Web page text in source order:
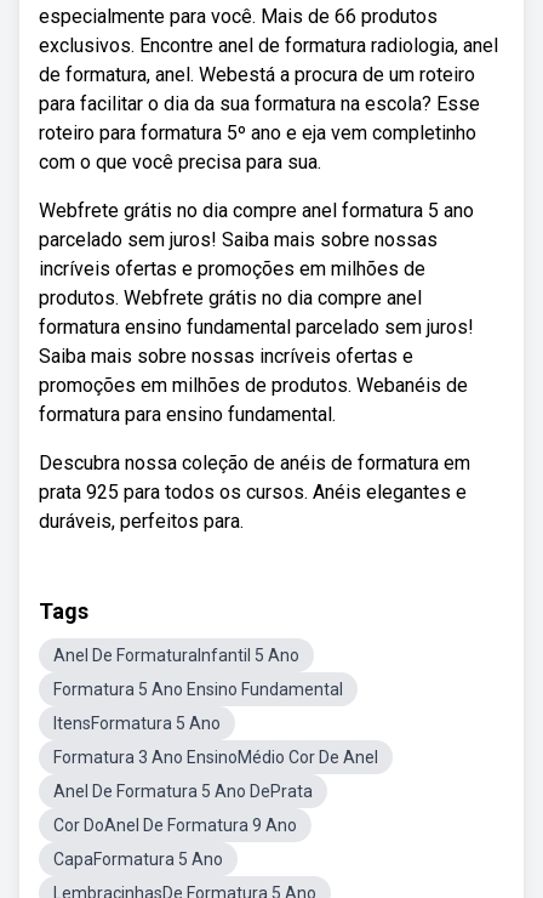
especialmente para você. Mais de 66 produtos
exclusivos. Encontre anel de formatura radiologia, anel
de formatura, anel. Webestá a procura de um roteiro
para facilitar o dia da sua formatura na escola? Esse
roteiro para formatura 5º ano e eja vem completinho
com o que você precisa para sua.
Webfrete grátis no dia compre anel formatura 5 ano
parcelado sem juros! Saiba mais sobre nossas
incríveis ofertas e promoções em milhões de
produtos. Webfrete grátis no dia compre anel
formatura ensino fundamental parcelado sem juros!
Saiba mais sobre nossas incríveis ofertas e
promoções em milhões de produtos. Webanéis de
formatura para ensino fundamental.
Descubra nossa coleção de anéis de formatura em
prata 925 para todos os cursos. Anéis elegantes e
duráveis, perfeitos para.
Tags
Anel De FormaturaInfantil 5 Ano
Formatura 5 Ano Ensino Fundamental
ItensFormatura 5 Ano
Formatura 3 Ano EnsinoMédio Cor De Anel
Anel De Formatura 5 Ano DePrata
Cor DoAnel De Formatura 9 Ano
CapaFormatura 5 Ano
LembraçinhasDe Formatura 5 Ano